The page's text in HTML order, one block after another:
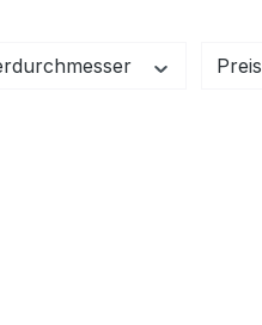
Preis